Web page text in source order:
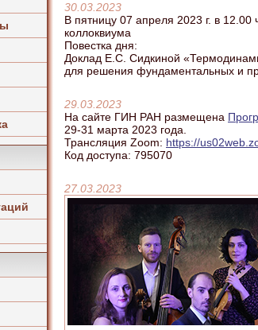
30.03.2023
В пятницу 07 апреля 2023 г. в
коллоквиума
Повестка дня:
Доклад Е.С. Сидкиной
для решения фундаментальных и
29.03.2023
На сайте ГИН РАН размещена
29-31 марта 2023 года.
Трансляция Zoom: https://
Код доступа: 795070
27.03.2023